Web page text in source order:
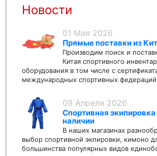
Новости
01 Мая 2026
Прямые поставки из
Производим поиск и
Китая спортивного
оборудования в том числе с
международных спортивных федераций
09 Апреля 2026
Спортивная экипировка
наличии
В наших магазинах
выбор спортивной экпировки, кимоно
большинства популярных видов